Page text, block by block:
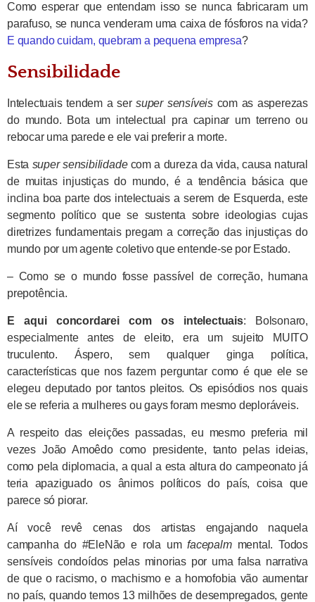
Como esperar que entendam isso se nunca fabricaram um
parafuso, se nunca venderam uma caixa de fósforos na vida?
E quando cuidam, quebram a pequena empresa?
Sensibilidade
Intelectuais tendem a sersuper sensíveiscom as asperezas
do mundo. Bota um intelectual pra capinar um terreno ou
rebocar uma parede e ele vai preferir a morte.
Esta super sensibilidadecom a dureza da vida, causa natural
de muitas injustiças do mundo, é a tendência básica que
inclina boa parte dos intelectuais a serem de Esquerda, este
segmento político que se sustenta sobre ideologias cujas
diretrizes fundamentais pregam a correção das injustiças do
mundo por um agente coletivo que entende-se por Estado.
– Como se o mundo fosse passível de correção, humana
prepotência.
E aqui concordarei com os intelectuais: Bolsonaro,
especialmente antes de eleito, era um sujeito MUITO
truculento. Áspero, sem qualquer ginga política,
características que nos fazem perguntar como é que ele se
elegeu deputado por tantos pleitos. Os episódios nos quais
ele se referia a mulheres ou gays foram mesmo deploráveis.
A respeito das eleições passadas, eu mesmo preferia mil
vezes João Amoêdo como presidente, tanto pelas ideias,
como pela diplomacia, a qual a esta altura do campeonato já
teria apaziguado os ânimos políticos do país, coisa que
parece só piorar.
Aí você revê cenas dos artistas engajando naquela
campanha do #EleNão e rola umfacepalmmental. Todos
sensíveis condoídos pelas minorias por uma falsa narrativa
de que o racismo, o machismo e a homofobia vão aumentar
no país, quando temos 13 milhões de desempregados, gente